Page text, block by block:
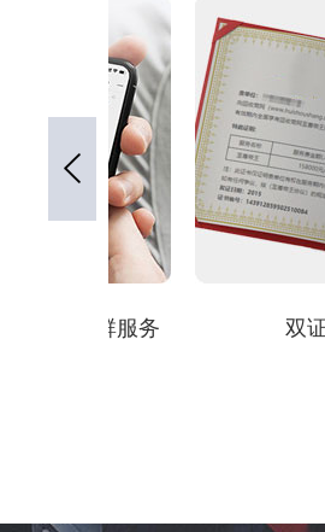
双证书认证